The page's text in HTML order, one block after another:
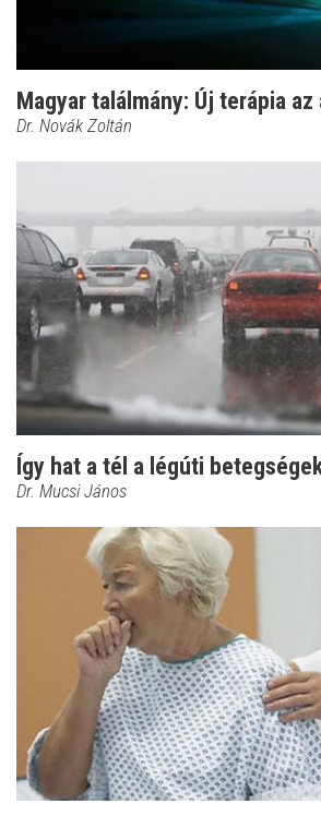
Magyar találmány: Új terápia
Dr. Novák Zoltán
Így hat a tél a légúti
Dr. Mucsi János